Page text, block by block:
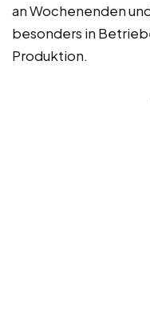
an Wochenenden
besonders in
Produktion.